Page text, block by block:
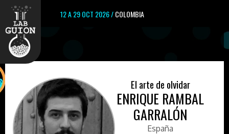
12 A 29 OCT 2026 /COLOMBIA
El arte de olvidar
ENRIQUE RAMBAL
GARRALÓN
España